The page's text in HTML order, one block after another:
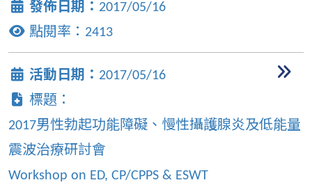
發佈日期： 2017/05/16
點閱率： 2413
活動日期： 2017/05/16
標題：
2017男性勃起功能障礙、慢性攝護腺炎及低能量
震波治療研討會
Workshop on ED, CP/CPPS & ESWT